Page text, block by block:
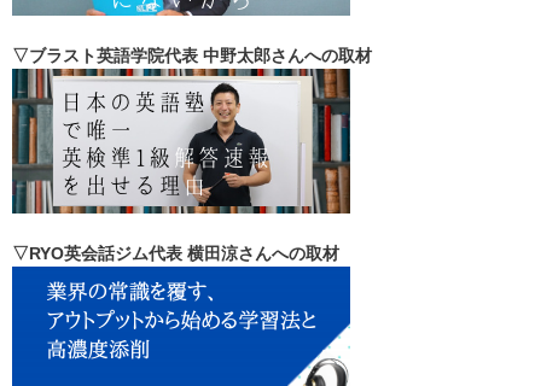
▽ブラスト英語学院代表 中野太郎さんへの取材
▽RYO英会話ジム代表 横田涼さんへの取材